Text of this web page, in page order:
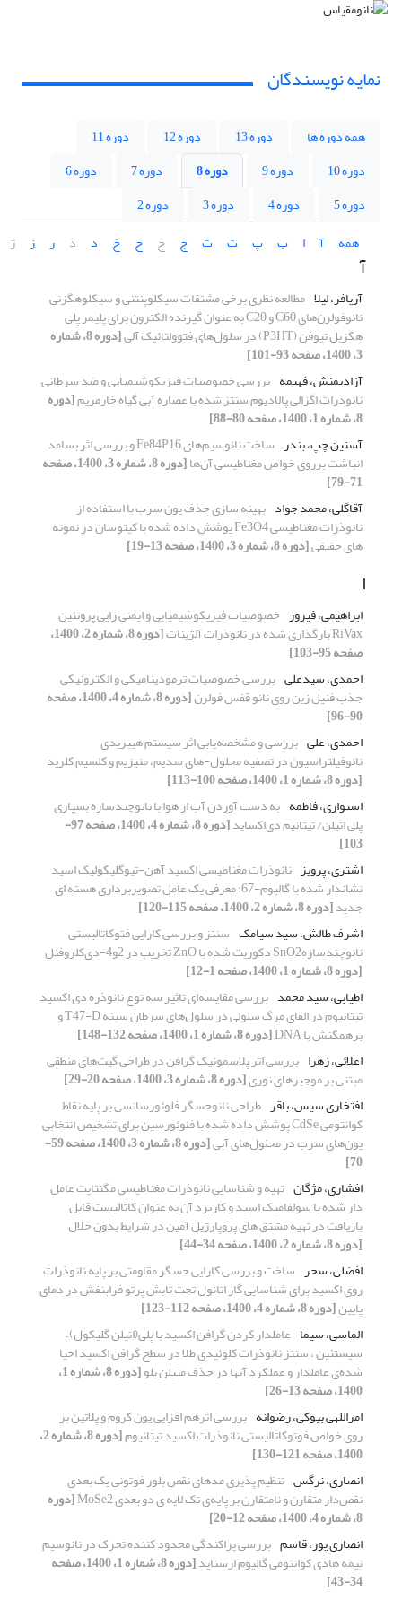
نمایه نویسندگان
همه دوره ها دوره 13 دوره 12
دوره 11
دوره 10
دوره 9 دوره 8 دوره 7
دوره 6
دوره 5
دوره 4 دوره 3
دوره 2
همه
آ ا ب پ ت ث ج چ ح خ د ذ ر ز ژ
آ
آریافر، لیلا مطالعه نظری برخی مشتقات سیکلوپنتنی و سیکلوهگزنی
نانوفولرن‌های C60 و C20 به عنوان گیرنده الکترون برای پلیمر پلی
هگزیل تیوفن (P3HT) در سلول‌های فتوولتائیک آلی [دوره 8، شماره
3، 1400، صفحه 93-101]
آزادیمنش، فهیمه بررسی خصوصیات فیزیکوشیمیایی و ضد سرطانی
نانوذرات اگزالی پالادیوم سنتز شده با عصاره آبی گیاه خارمریم[دوره
8، شماره 1، 1400، صفحه 80-88]
آستین چپ، بندر
ساخت نانوسیم‌های Fe84P16 و بررسی اثر بسامد
انباشت برروی خواص مغناطیسی آن‌ها [دوره 8، شماره 3، 1400، صفحه
71-79]
آقاگلی، محمد جواد بهینه سازی حذف یون سرب با استفاده از
نانوذرات مغناطیسی Fe3O4 پوشش داده شده با کیتوسان در نمونه
های حقیقی[دوره 8، شماره 3، 1400، صفحه 13-19]
ا
ابراهیمی، فیروز خصوصیات فیزیکوشیمیایی و ایمنی زایی پروتئین
RiVax بارگذاری شده در نانوذرات آلژینات [دوره 8، شماره 2، 1400،
صفحه 95-103]
احمدی، سیدعلی بررسی خصوصیات ترمودینامیکی و الکترونیکی
جذب فنیل زین روی نانو قفس فولرن [دوره 8، شماره 4، 1400، صفحه
90-96]
احمدی، علی بررسی و مشخصه‌یابی اثر سیستم هیبریدی
نانوفیلتراسیون در تصفیه محلول-های سدیم، منیزیم و کلسیم کلرید
[دوره 8، شماره 1، 1400، صفحه 100-113]
استواری، فاطمه به دست آوردن آب از هوا با نانوچندسازه بسپاری
پلی اتیلن/ تیتانیم دی‌اکساید [دوره 8، شماره 4، 1400، صفحه 97-
103]
اشتری، پرویز نانوذرات مغناطیسی اکسید آهن-تیوگلیکولیک اسید
نشاندار شده با گالیوم-67: معرفی یک عامل تصویربرداری هسته ای
جدید[دوره 8، شماره 2، 1400، صفحه 115-120]
اشرف طالش، سید سیامک سنتز و بررسی کارایی فتوکاتالیستی
نانوچندسازهSnO2 دکوریت شده با ZnO تخریب در 2و4-دی‌کلروفنل
[دوره 8، شماره 1، 1400، صفحه 1-12]
اطیابی، سید محمد بررسی مقایسه‌ای تاثیر سه نوع نانوذره دی اکسید
تیتانیوم در القای مرگ سلولی در سلول‌های سرطان سینه T47-D و
برهمکنش با DNA
[دوره 8، شماره 1، 1400، صفحه 132-148]
اعلائی، زهرا بررسی اثر پلاسمونیک گرافن در طراحی گیت‌های منطقی
مبتنی بر موجبرهای نوری[دوره 8، شماره 3، 1400، صفحه 20-29]
افتخاری سیس، باقر طراحی نانوحسگر فلوئورسانسی بر پایه نقاط
کوانتومی CdSe پوشش داده شده با فلوئورسین برای تشخیص انتخابی
یون‌های سرب در محلول‌های آبی [دوره 8، شماره 3، 1400، صفحه 59-
70]
افشاری، مژگان تهیه و شناسایی نانوذرات مغناطیسی مگنتایت عامل
دار شده با سولفامیک اسید و کاربرد آن به عنوان کاتالیست قابل
بازیافت در تهیه مشتق های پروپارژیل آمین در شرایط بدون حلال
[دوره 8، شماره 2، 1400، صفحه 34-44]
افضلی، سحر ساخت و بررسی کارایی حسگر مقاومتی بر پایه نانوذرات
روی اکسید برای شناسایی گاز اتانول تحت تابش پرتو فرابنفش در دمای
پایین[دوره 8، شماره 4، 1400، صفحه 112-123]
الماسی، سیما عاملدار کردن گرافن اکسید با پلی(‌اتیلن گلیکول) –
سیستئین ، سنتز نانوذرات کلوئیدی طلا در سطح گرافن اکسید احیا
شده‌ی عاملدار و عملکرد آنها در حذف متیلن بلو [دوره 8، شماره 1،
1400، صفحه 13-26]
امراللهی بیوکی، رضوانه بررسی اثرهم افزایی یون کروم و پلاتین بر
روی خواص فوتوکاتالیستی نانوذرات اکسید تیتانیوم [دوره 8، شماره 2،
1400، صفحه 121-130]
انصاری، نرگس تنظیم پذیری مدهای نقص بلور فوتونی یک بعدی
نقص‌دار متقارن و نامتقارن بر پایه‌ی تک لایه ی دو بعدی MoSe2 [دوره
8، شماره 4، 1400، صفحه 12-20]
انصاری پور، قاسم بررسی پراکندگی محدود کننده تحرک در نانوسیم
نیمه هادی کوانتومی گالیوم ارسناید [دوره 8، شماره 1، 1400، صفحه
34-43]